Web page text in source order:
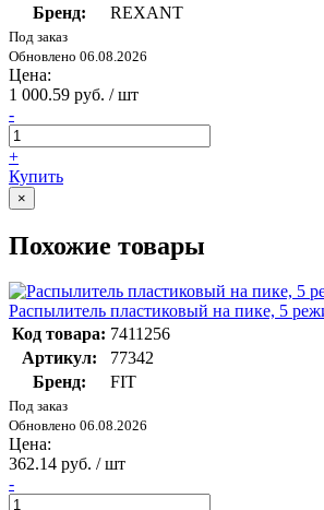
Бренд:
REXANT
Под заказ
Обновлено 06.08.2026
Цена:
1 000.59 руб. / шт
-
+
Купить
×
Похожие товары
Распылитель пластиковый на пике, 5
Код товара: 7411256
Артикул:
77342
Бренд:
FIT
Под заказ
Обновлено 06.08.2026
Цена:
362.14 руб. / шт
-